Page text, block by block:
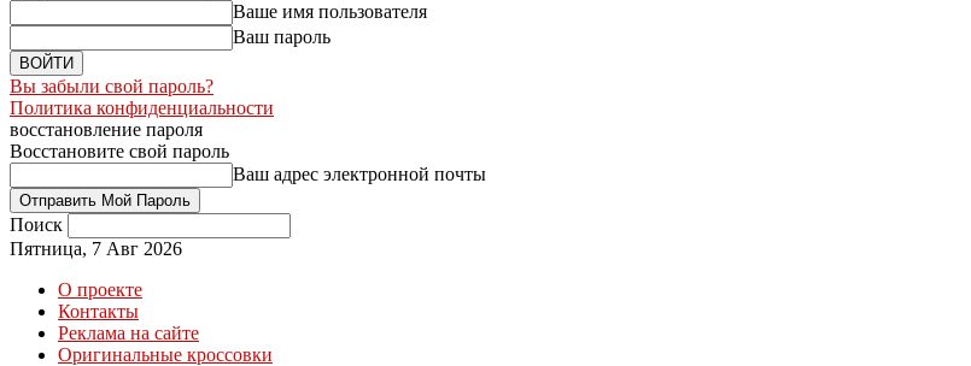
Ваше имя пользователя
Ваш пароль
Вы забыли свой пароль?
Политика конфиденциальности
восстановление пароля
Восстановите свой пароль
Ваш адрес электронной почты
Поиск
Пятница, 7 Авг 2026
О проекте
Контакты
Реклама на сайте
Оригинальные кроссовки